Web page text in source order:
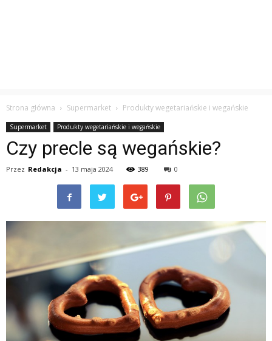
Strona główna Supermarket Produkty wegetariańskie i wegańskie
Supermarket Produkty wegetariańskie i wegańskie
Czy precle są wegańskie?
Przez Redakcja - 13 maja 2024 389 0